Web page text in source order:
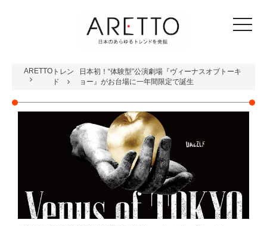
toggle
ARETTO トレン
ド
日本初！“体験型”公演劇場『ヴィーナスオブトーキ
ョー』がお台場に一年間限定で誕生